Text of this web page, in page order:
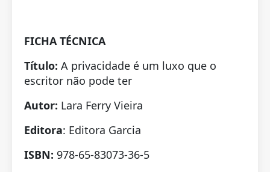
FICHA TÉCNICA
Título: A privacidade é um luxo que o
escritor não pode ter
Autor: Lara Ferry Vieira
Editora: Editora Garcia
ISBN: 978-65-83073-36-5